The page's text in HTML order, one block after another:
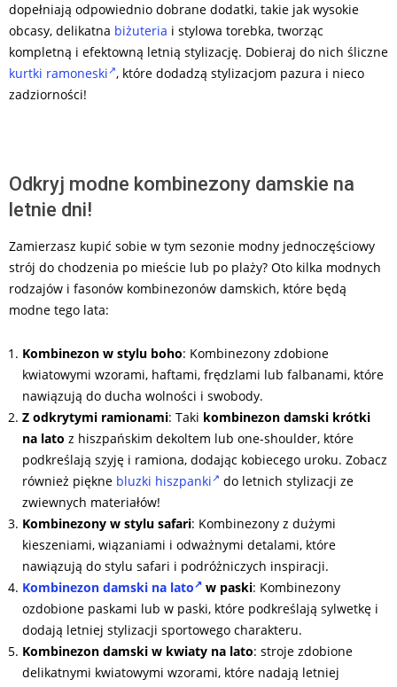
dopełniają odpowiednio dobrane dodatki, takie jak wysokie
obcasy, delikatna biżuteria i stylowa torebka, tworząc
kompletną i efektowną letnią stylizację. Dobieraj do nich śliczne
kurtki ramoneski , które dodadzą stylizacjom pazura i nieco
zadziorności!
Odkryj modne kombinezony damskie na
letnie dni!
Zamierzasz kupić sobie w tym sezonie modny jednoczęściowy
strój do chodzenia po mieście lub po plaży? Oto kilka modnych
rodzajów i fasonów kombinezonów damskich, które będą
modne tego lata:
Kombinezon w stylu boho: Kombinezony zdobione
kwiatowymi wzorami, haftami, frędzlami lub falbanami, które
nawiązują do ducha wolności i swobody.
Z odkrytymi ramionami: Taki kombinezon damski krótki
na lato z hiszpańskim dekoltem lub one-shoulder, które
podkreślają szyję i ramiona, dodając kobiecego uroku. Zobacz
również piękne bluzki hiszpanki
do letnich stylizacji ze
zwiewnych materiałów!
Kombinezony w stylu safari: Kombinezony z dużymi
kieszeniami, wiązaniami i odważnymi detalami, które
nawiązują do stylu safari i podróżniczych inspiracji.
Kombinezon damski na lato
w paski: Kombinezony
ozdobione paskami lub w paski, które podkreślają sylwetkę i
dodają letniej stylizacji sportowego charakteru.
Kombinezon damski w kwiaty na lato: stroje zdobione
delikatnymi kwiatowymi wzorami, które nadają letniej